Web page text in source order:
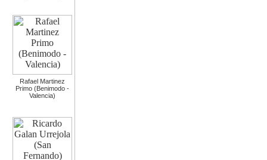
Rafael Martinez
Primo (Benimodo -
Valencia)